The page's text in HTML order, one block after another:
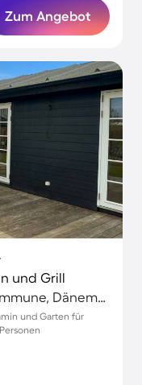
Zum Angebot
und Grill
Kerteminde, Kerteminde Kommune, Dänemark
und Garten für